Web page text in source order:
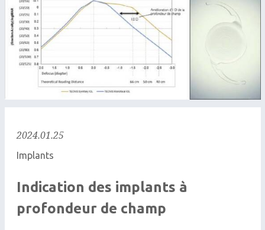
2024.01.25
Implants
Indication des implants à
profondeur de champ